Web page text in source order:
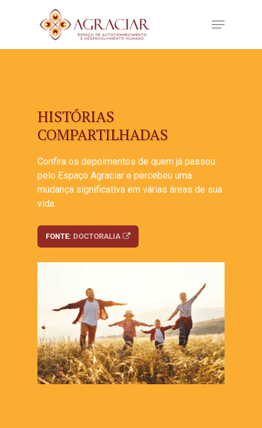
HISTÓRIAS
COMPARTILHADAS
Confira os depoimentos de quem já passou
pelo Espaço Agraciar e percebeu uma
mudança significativa em várias áreas de sua
vida.
FONTE: DOCTORALIA